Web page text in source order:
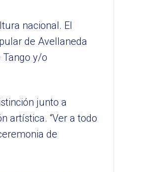
nacional. El
de Avellaneda
y/o
junto a
artística. “Ver a todo
de